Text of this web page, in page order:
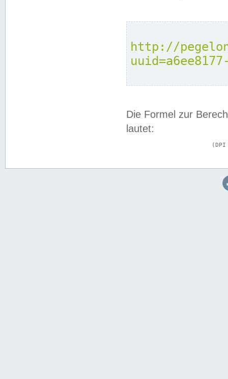
http://
Die Formel zur
lautet: